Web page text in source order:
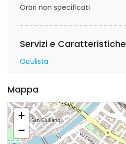
Orari non specificati
Servizi e Caratteristiche
Oculista
Mappa
+
−